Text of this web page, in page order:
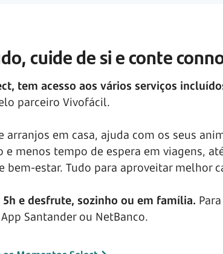
cuide de si e conte
tem acesso aos vários serviços
parceiro Vivofácil.
arranjos em casa, ajuda com os seus
menos tempo de espera em viagens,
bem-estar. Tudo para aproveitar melhor
5h e desfrute, sozinho ou em família.
Santander ou NetBanco.